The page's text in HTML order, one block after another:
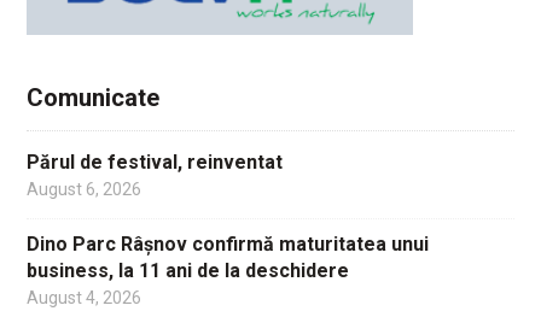
Comunicate
Părul de festival, reinventat
August 6, 2026
Dino Parc Râșnov confirmă maturitatea unui
business, la 11 ani de la deschidere
August 4, 2026